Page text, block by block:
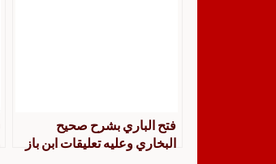
فتح الباري بشرح صحيح
البخاري وعليه تعليقات ابن باز